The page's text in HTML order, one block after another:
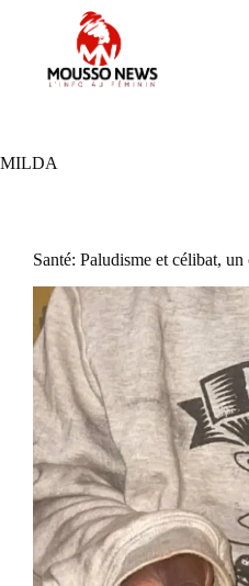
MILDA
Santé: Paludisme et célibat, un